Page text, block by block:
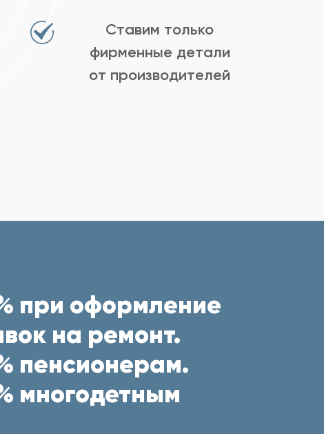
Ставим только
фирменные детали
от производителей
при оформление
на ремонт.
пенсионерам.
многодетным